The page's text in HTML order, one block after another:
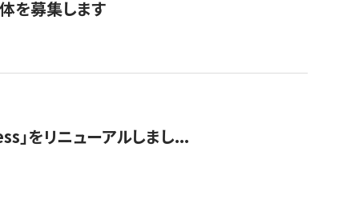
を募集します
」をリニューアルしまし...